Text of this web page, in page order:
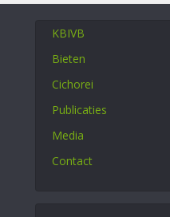
KBIVB
Bieten
Cichorei
Publicaties
Media
Contact